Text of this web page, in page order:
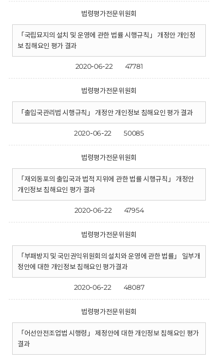
법령평가전문위원회
「국립묘지의 설치 및 운영에 관한 법률 시행규칙」 개정안 개인정
보 침해요인 평가 결과
2020-06-22 47781
법령평가전문위원회
「출입국관리법 시행규칙」 개정안 개인정보 침해요인 평가 결과
2020-06-22 50085
법령평가전문위원회
「재외동포의 출입국과 법적 지위에 관한 법률 시행규칙」 개정안
개인정보 침해요인 평가 결과
2020-06-22 47954
법령평가전문위원회
「부패방지 및 국민권익위원회의 설치와 운영에 관한 법률」 일부개
정안에 대한 개인정보 침해요인 평가결과
2020-06-22 48087
법령평가전문위원회
「어선안전조업법 시행령」 제정안에 대한 개인정보 침해요인 평가
결과